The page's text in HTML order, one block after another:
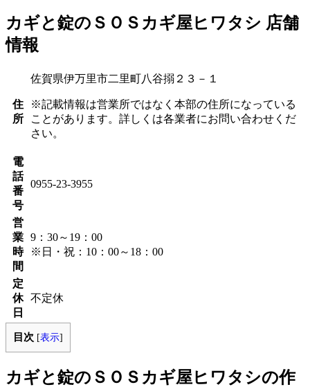
カギと錠のＳＯＳカギ屋ヒワタシ 店舗
情報
住
所
佐賀県伊万里市二里町八谷搦２３－１
※記載情報は営業所ではなく本部の住所になっている
ことがあります。詳しくは各業者にお問い合わせくだ
さい。
電
話
番
号
0955-23-3955
営
業
時
間
9：30～19：00
※日・祝：10：00～18：00
定
休
日
不定休
目次 [表示]
カギと錠のＳＯＳカギ屋ヒワタシの作